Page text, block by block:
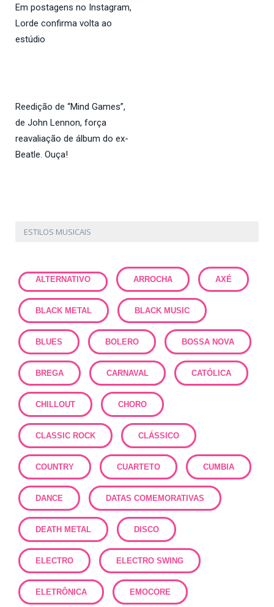
Em postagens no Instagram,
Lorde confirma volta ao
estúdio
Reedição de “Mind Games”,
de John Lennon, força
reavaliação de álbum do ex-
Beatle. Ouça!
ESTILOS MUSICAIS
ALTERNATIVO ARROCHA AXÉ
BLACK METAL BLACK MUSIC
BLUES BOLERO BOSSA NOVA
BREGA CARNAVAL CATÓLICA
CHILLOUT CHORO
CLASSIC ROCK CLÁSSICO
COUNTRY CUARTETO CUMBIA
DANCE DATAS COMEMORATIVAS
DEATH METAL DISCO
ELECTRO ELECTRO SWING
ELETRÔNICA EMOCORE